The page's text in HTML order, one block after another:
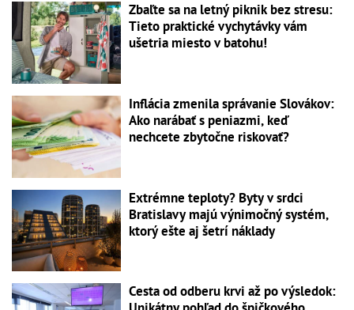
Zbaľte sa na letný piknik bez stresu:
Tieto praktické vychytávky vám
ušetria miesto v batohu!
Inflácia zmenila správanie Slovákov:
Ako narábať s peniazmi, keď
nechcete zbytočne riskovať?
Extrémne teploty? Byty v srdci
Bratislavy majú výnimočný systém,
ktorý ešte aj šetrí náklady
Cesta od odberu krvi až po výsledok: